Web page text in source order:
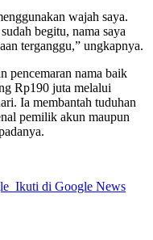
wajah saya.
begitu, nama saya
terganggu,” ungkapnya.
pencemaran nama baik
Rp190 juta melalui
Ia membantah tuduhan
pemilik akun maupun
Ikuti di Google News